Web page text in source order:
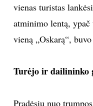
vienas turistas
atminimo lentą,
vieną „Oskarą“,
Turėjo ir dailininko
Pradėsiu nuo